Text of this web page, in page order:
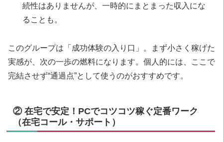
続性はありませんが、一時的にまとまった収入にな
ることも。
このグループは「成功体験の入り口」。まず小さく稼げた
実感が、次の一歩の燃料になります。個人的には、ここで
完結させず“通過点”として使うのがおすすめです。
② 在宅で安定！PCでコツコツ稼ぐ定番ワーク
（在宅コール・サポート）